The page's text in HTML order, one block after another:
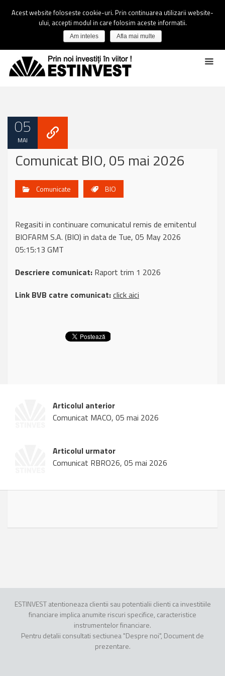
05
MAI
Comunicat BIO, 05 mai 2026
Comunicate BIO
Regasiti in continuare comunicatul remis de emitentul
BIOFARM S.A. (BIO) in data de Tue, 05 May 2026
05:15:13 GMT
Descriere comunicat: Raport trim 1 2026
Link BVB catre comunicat:click aici
Articolul anterior
Comunicat MACO, 05 mai 2026
Articolul urmator
Comunicat RBRO26, 05 mai 2026
ESTINVEST atentioneaza clientii sau potentialii clienti ca investitiile
financiare implica anumite riscuri specifice, caracteristice
instrumentelor financiare.
Pentru detalii consultati sectiunea "Despre noi", Document de
prezentare.
Acest website foloseste cookie-uri. Prin continuarea utilizarii website-
ului, accepti modul in care folosim aceste informatii.
Am inteles Afla mai multe